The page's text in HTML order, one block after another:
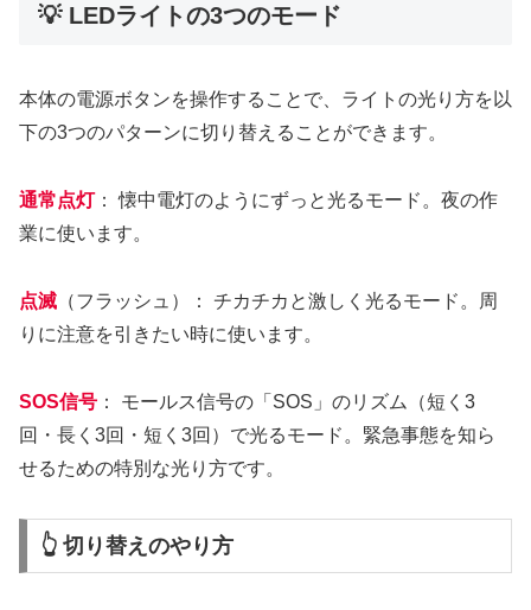
💡 LEDライトの3つのモード
本体の電源ボタンを操作することで、ライトの光り方を以
下の3つのパターンに切り替えることができます。
通常点灯： 懐中電灯のようにずっと光るモード。夜の作
業に使います。
点滅 （フラッシュ）： チカチカと激しく光るモード。周
りに注意を引きたい時に使います。
SOS信号 ： モールス信号の「SOS」のリズム（短く3
回・長く3回・短く3回）で光るモード。緊急事態を知ら
せるための特別な光り方です。
👆 切り替えのやり方